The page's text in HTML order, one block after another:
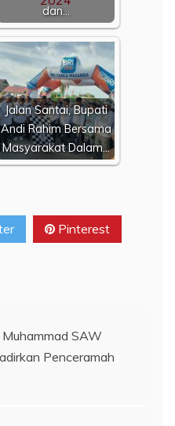
dan…
Jalan Santai, Bupati
Andi Rahim Bersama
Masyarakat Dalam…
Pinterest
Muhammad SAW
Penceramah